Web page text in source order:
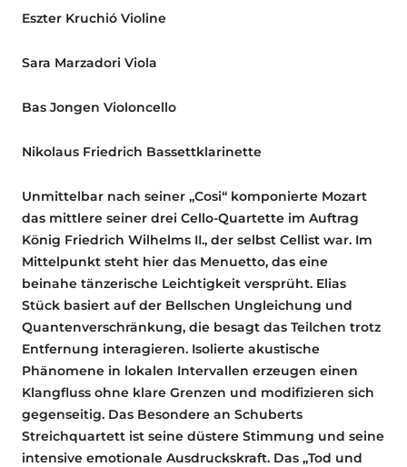
Eszter Kruchió Violine
Sara Marzadori Viola
Bas Jongen Violoncello
Nikolaus Friedrich Bassettklarinette
Unmittelbar nach seiner „Cosi“ komponierte Mozart
das mittlere seiner drei Cello-Quartette im Auftrag
König Friedrich Wilhelms II., der selbst Cellist war. Im
Mittelpunkt steht hier das Menuetto, das eine
beinahe tänzerische Leichtigkeit versprüht. Elias
Stück basiert auf der Bellschen Ungleichung und
Quantenverschränkung, die besagt das Teilchen trotz
Entfernung interagieren. Isolierte akustische
Phänomene in lokalen Intervallen erzeugen einen
Klangfluss ohne klare Grenzen und modifizieren sich
gegenseitig. Das Besondere an Schuberts
Streichquartett ist seine düstere Stimmung und seine
intensive emotionale Ausdruckskraft. Das „Tod und